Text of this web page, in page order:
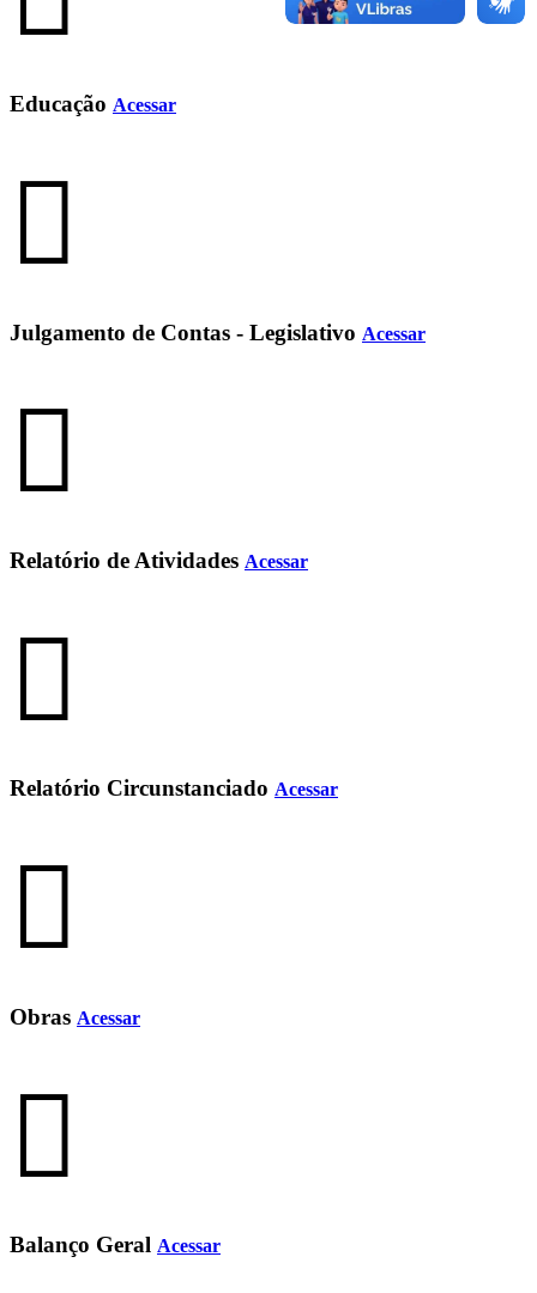
Educação Acessar
Julgamento de Contas - Legislativo Acessar
Relatório de Atividades Acessar
Relatório Circunstanciado Acessar
Obras Acessar
Balanço Geral Acessar